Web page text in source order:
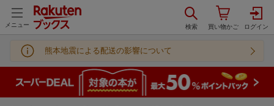
メニュー
熊本地震による配送の影響について